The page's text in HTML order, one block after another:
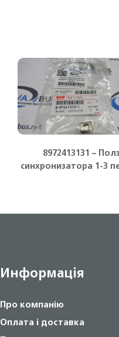
8972413131 –
синхронизатора 1-3
Информація
Про компанію
Оплата і доставка